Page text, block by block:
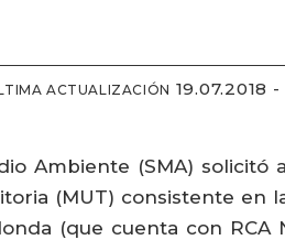
ACTUALIZACIÓN 19.07.2018 -
Ambiente (SMA)
(MUT) consistente
(que cuenta con